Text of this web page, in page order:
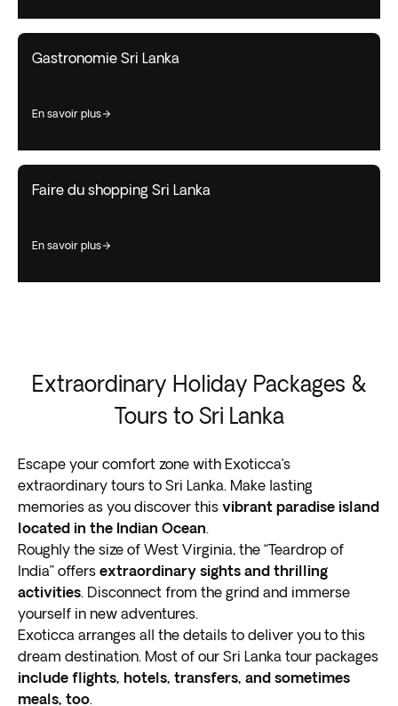
Gastronomie Sri Lanka
en savoir plus
Faire du shopping Sri Lanka
en savoir plus
Extraordinary Holiday Packages &
Tours to Sri Lanka
Escape your comfort zone with Exoticca’s
extraordinary tours to Sri Lanka. Make lasting
memories as you discover this vibrant paradise island
located in the Indian Ocean.
Roughly the size of West Virginia, the “Teardrop of
India” offers extraordinary sights and thrilling
activities. Disconnect from the grind and immerse
yourself in new adventures.
Exoticca arranges all the details to deliver you to this
dream destination. Most of our Sri Lanka tour packages
include flights, hotels, transfers, and sometimes
meals, too.